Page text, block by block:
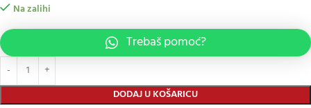
Na zalihi
DODAJ U KOŠARICU
Trebaš pomoć?